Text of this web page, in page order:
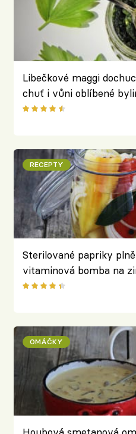
Libečkové maggi
chuť i vůni oblíbené
RECEPTY
Sterilované papriky
vitaminová bomba na
OMÁČKY